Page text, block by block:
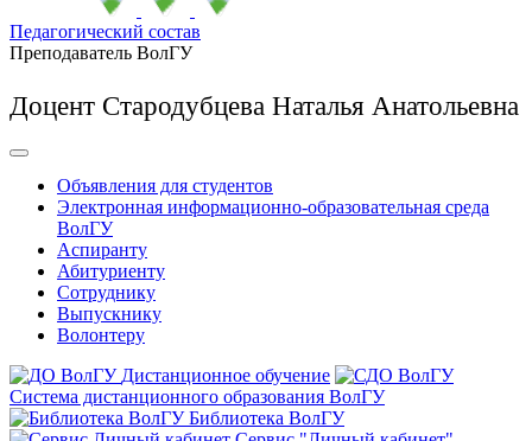
Педагогический состав
Преподаватель ВолГУ
Доцент Стародубцева Наталья Анатольевна
Объявления для студентов
Электронная информационно-образовательная среда
ВолГУ
Аспиранту
Абитуриенту
Сотруднику
Выпускнику
Волонтеру
Дистанционное обучение
Система дистанционного образования ВолГУ
Библиотека ВолГУ